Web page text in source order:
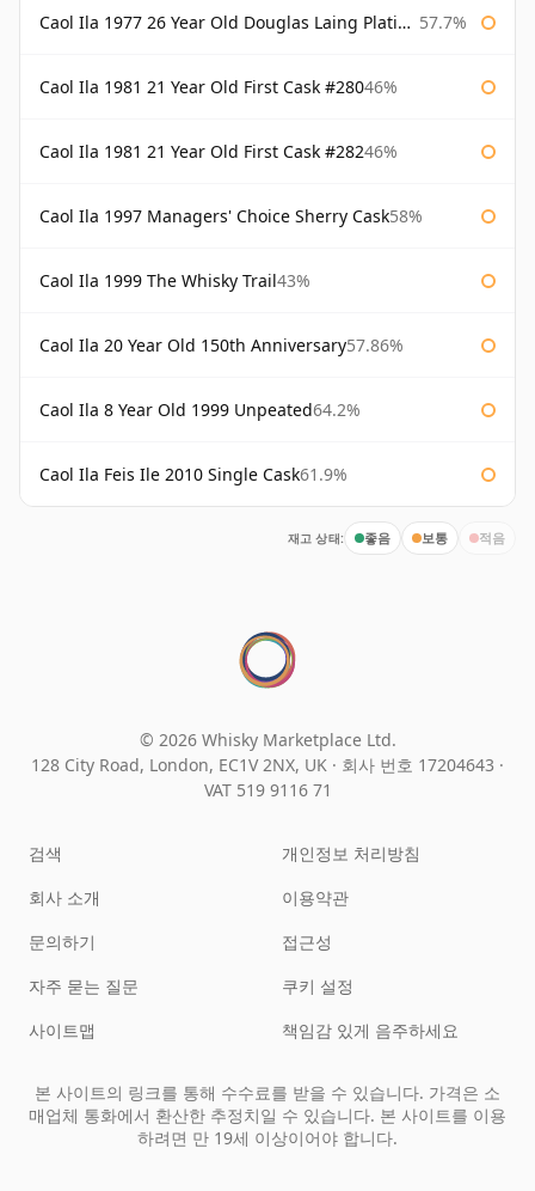
Caol Ila 1977 26 Year Old Douglas Laing Platinum Selection 57.7%
Caol Ila 1981 21 Year Old First Cask #28046%
Caol Ila 1981 21 Year Old First Cask #28246%
Caol Ila 1997 Managers' Choice Sherry Cask58%
Caol Ila 1999 The Whisky Trail43%
Caol Ila 20 Year Old 150th Anniversary57.86%
Caol Ila 8 Year Old 1999 Unpeated64.2%
Caol Ila Feis Ile 2010 Single Cask61.9%
재고 상태: 좋음 보통 적음
© 2026 Whisky Marketplace Ltd.
128 City Road, London, EC1V 2NX, UK · 회사 번호 17204643 ·
VAT 519 9116 71
검색
회사 소개
문의하기
자주 묻는 질문
사이트맵
개인정보 처리방침
이용약관
접근성
쿠키 설정
책임감 있게 음주하세요
본 사이트의 링크를 통해 수수료를 받을 수 있습니다. 가격은 소
매업체 통화에서 환산한 추정치일 수 있습니다. 본 사이트를 이용
하려면 만 19세 이상이어야 합니다.